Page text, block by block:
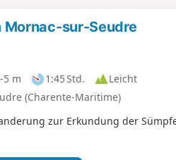
Mornac-sur-Seudre
-5 m 1:45 Std.
Leicht
(Charente-Maritime)
zur Erkundung der